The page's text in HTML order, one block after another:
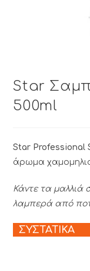
Star
500ml
Star Professional
άρωμα
Κάντε τα μαλλιά
λαμπερά από
ΣΥΣΤΑΤΙΚΑ